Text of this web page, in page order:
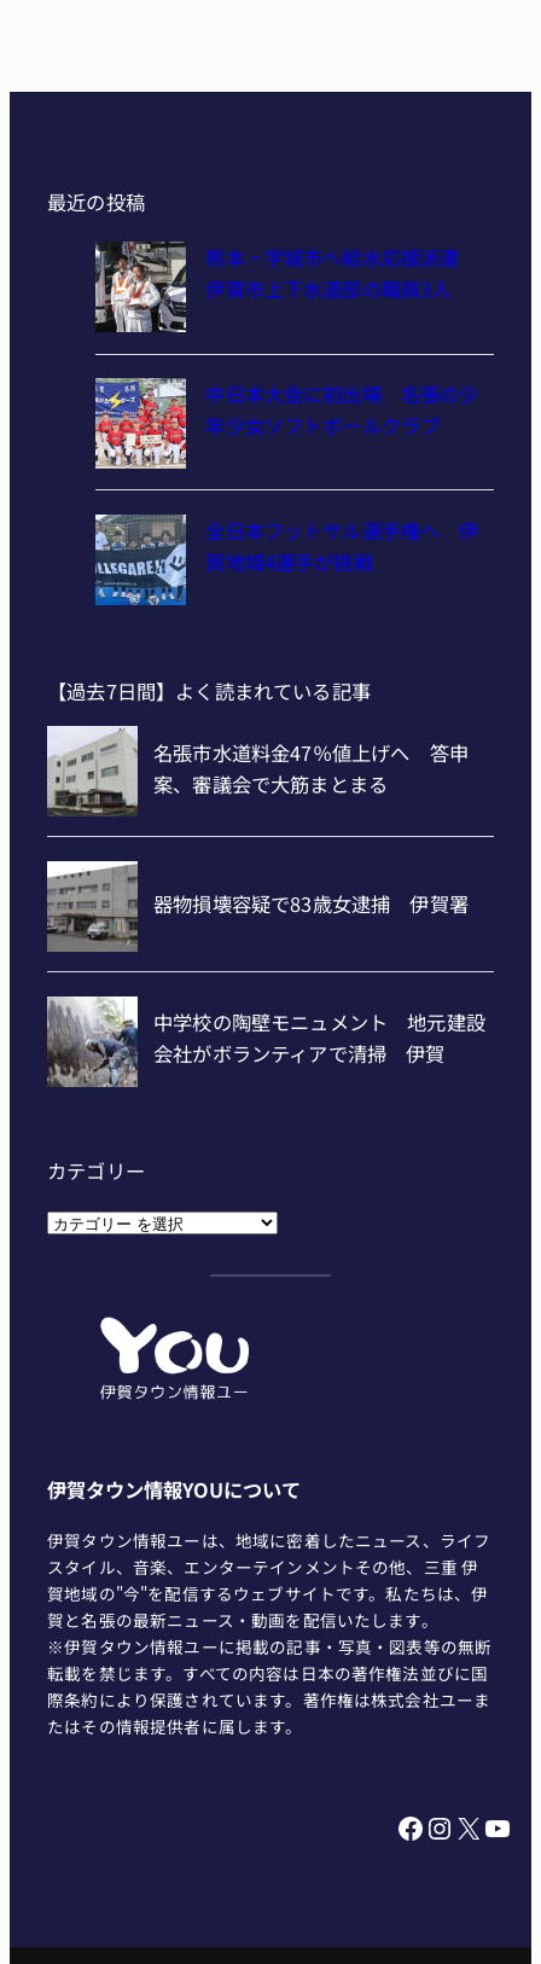
最近の投稿
熊本・宇城市へ給水応援派遣
伊賀市上下水道部の職員3人
中日本大会に初出場 名張の少
年少女ソフトボールクラブ
全日本フットサル選手権へ 伊
賀地域4選手が挑戦
【過去7日間】よく読まれている記事
カテゴリー
カ
伊賀タウン情報YOUについて
伊賀タウン情報ユーは、地域に密着したニュース、ライフ
スタイル、音楽、エンターテインメントその他、三重 伊
賀地域の"今"を配信するウェブサイトです。私たちは、伊
賀と名張の最新ニュース・動画を配信いたします。
※伊賀タウン情報ユーに掲載の記事・写真・図表等の無断
転載を禁じます。すべての内容は日本の著作権法並びに国
際条約により保護されています。著作権は株式会社ユーま
たはその情報提供者に属します。
Facebook InstagramX YouTube